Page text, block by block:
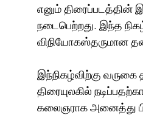
எனும் திரைப்படத்தின்
நடைபெற்றது. இந்த
விநியோகஸ்தருமான
இந்நிகழ்விற்கு வருகை
திரையுலகில்
கலைஞராக அனைத்து